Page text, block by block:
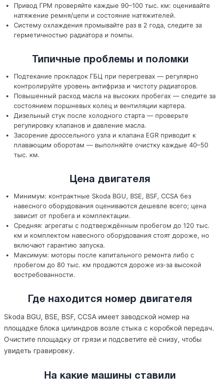
Привод ГРМ проверяйте каждые 90–100 тыс. км: оценивайте
натяжение ремня/цепи и состояние натяжителей.
Систему охлаждения промывайте раз в 2 года, следите за
герметичностью радиатора и помпы.
Типичные проблемы и поломки
Подтекание прокладок ГБЦ при перегревах — регулярно
контролируйте уровень антифриза и чистоту радиаторов.
Повышенный расход масла на высоких пробегах — следите за
состоянием поршневых колец и вентиляции картера.
Дизельный стук после холодного старта — проверьте
регулировку клапанов и давление масла.
Засорение дроссельного узла и клапана EGR приводит к
плавающим оборотам — выполняйте очистку каждые 40–50
тыс. км.
Цена двигателя
Минимум: контрактные Skoda BGU, BSE, BSF, CCSA без
навесного оборудования оцениваются дешевле всего; цена
зависит от пробега и комплектации.
Средняя: агрегаты с подтверждённым пробегом до 120 тыс.
км и комплектом навесного оборудования стоят дороже, но
включают гарантию запуска.
Максимум: моторы после капитального ремонта либо с
пробегом до 80 тыс. км продаются дороже из-за высокой
востребованности.
Где находится номер двигателя
Skoda BGU, BSE, BSF, CCSA имеет заводской номер на
площадке блока цилиндров возле стыка с коробкой передач.
Очистите площадку от грязи и подсветите её снизу, чтобы
увидеть гравировку.
На какие машины ставили